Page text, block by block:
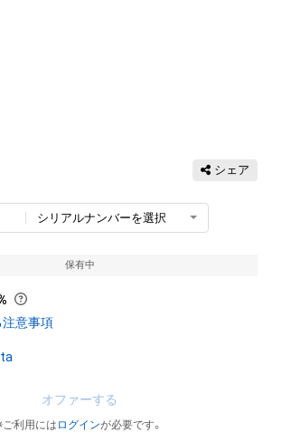
シェア
シリアルナンバーを選択
保有中
意事項
オファーする
ご利用には ログインが必要です。